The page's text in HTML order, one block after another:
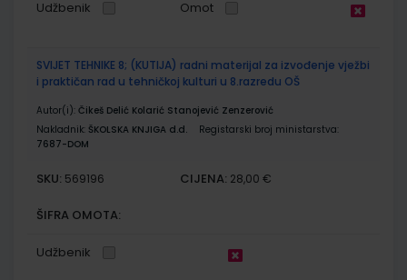
Udžbenik Omot
SVIJET TEHNIKE 8; (KUTIJA) radni materijal za izvođenje vježbi
i praktičan rad u tehničkoj kulturi u 8.razredu OŠ
Autor(i): Čikeš Delić Kolarić Stanojević Zenzerović
Nakladnik: ŠKOLSKA KNJIGA d.d.
Registarski broj ministarstva:
7687-DOM
SKU: 569196 CIJENA: 28,00 €
ŠIFRA OMOTA:
Udžbenik